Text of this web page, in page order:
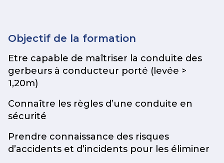
Objectif de la formation
Etre capable de maîtriser la conduite des
gerbeurs à conducteur porté (levée >
1,20m)
Connaître les règles d’une conduite en
sécurité
Prendre connaissance des risques
d’accidents et d’incidents pour les éliminer